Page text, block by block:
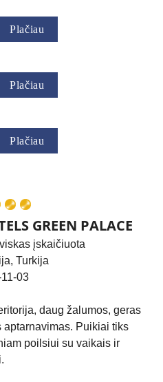
Plačiau
Plačiau
Plačiau
GREEN PALACE
įskaičiuota
, Turkija
03
daug žalumos, geras
aptarnavimas. Puikiai tiks
poilsiui su vaikais ir